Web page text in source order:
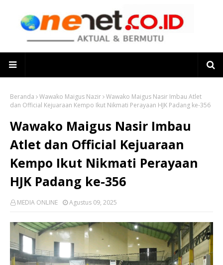
Beranda Wawako Maigus Nazir Wawako Maigus Nasir Imbau Atlet
dan Official Kejuaraan Kempo Ikut Nikmati Perayaan HJK Padang ke-356
Wawako Maigus Nasir Imbau
Atlet dan Official Kejuaraan
Kempo Ikut Nikmati Perayaan
HJK Padang ke-356
MEDIA ONLINE Agustus 09, 2025